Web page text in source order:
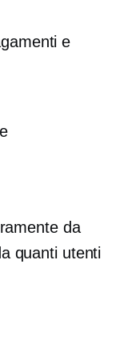
e
da
quanti utenti